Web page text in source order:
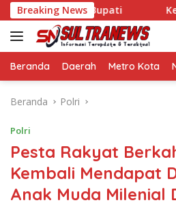
Langsung
ke
konten
Breaking News
Wakil Bupati
Beranda Daerah Metro Kota
Beranda Polri
Polri
Pesta Rakyat
Kembali Mendapat
Anak Muda Milenial